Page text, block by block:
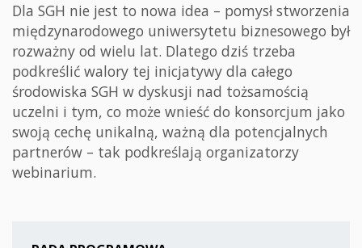
Dla SGH nie jest to nowa idea – pomysł stworzenia
międzynarodowego uniwersytetu biznesowego był
rozważny od wielu lat. Dlatego dziś trzeba
podkreślić walory tej inicjatywy dla całego
środowiska SGH w dyskusji nad tożsamością
uczelni i tym, co może wnieść do konsorcjum jako
swoją cechę unikalną, ważną dla potencjalnych
partnerów – tak podkreślają organizatorzy
webinarium.